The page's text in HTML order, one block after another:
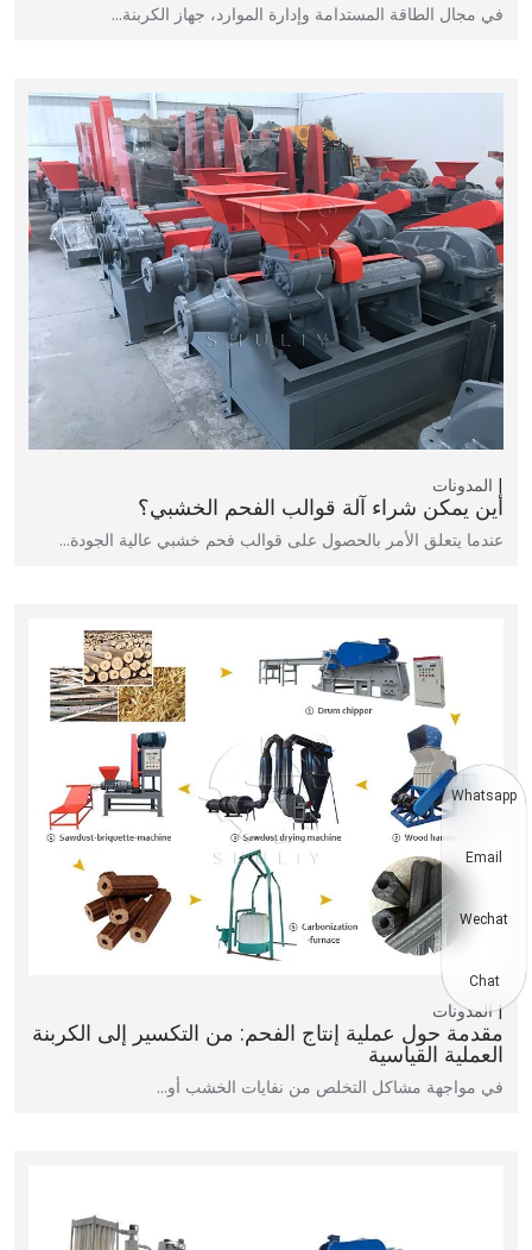
في مجال الطاقة المستدامة وإدارة الموارد، جهاز الكربنة…
المدونات
أين يمكن شراء آلة قوالب الفحم الخشبي؟
عندما يتعلق الأمر بالحصول على قوالب فحم خشبي عالية الجودة…
المدونات
مقدمة حول عملية إنتاج الفحم: من التكسير إلى الكربنة
العملية القياسية
في مواجهة مشاكل التخلص من نفايات الخشب أو…
Whatsapp
Email
Wechat
Chat